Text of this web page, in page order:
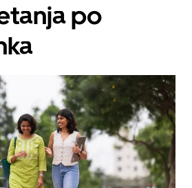
po